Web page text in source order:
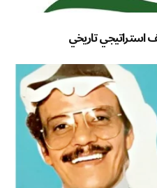
استراتيجي تاريخي